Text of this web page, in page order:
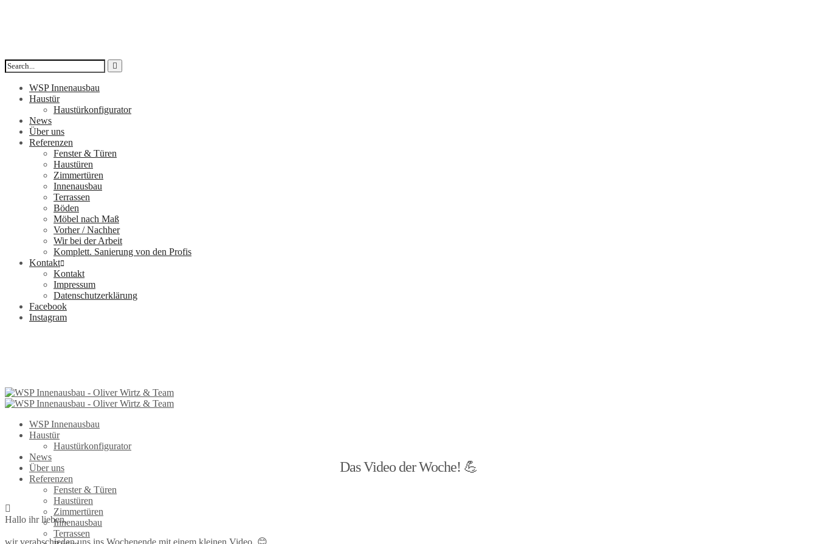
WSP Innenausbau
Haustür
Haustürkonfigurator
News
Über uns
Referenzen
Fenster & Türen
Haustüren
Zimmertüren
Innenausbau
Terrassen
Böden
Möbel nach Maß
Vorher / Nachher
Wir bei der Arbeit
Komplett. Sanierung von den Profis
Kontakt
Kontakt
Impressum
Datenschutzerklärung
Facebook
Instagram
WSP Innenausbau
Haustür
Haustürkonfigurator
News
Über uns
Referenzen
Fenster & Türen
Haustüren
Zimmertüren
Innenausbau
Terrassen
Das Video der Woche! 💪
Hallo ihr lieben,
wir verabschieden uns ins Wochenende mit einem kleinen Video. 😊